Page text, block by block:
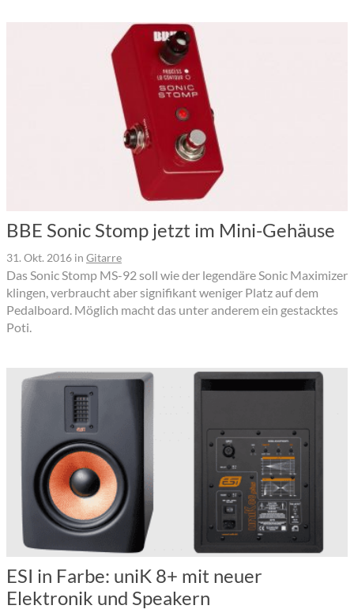
BBE Sonic Stomp jetzt im Mini-Gehäuse
31. Okt. 2016 in Gitarre
Das Sonic Stomp MS-92 soll wie der legendäre Sonic Maximizer
klingen, verbraucht aber signifikant weniger Platz auf dem
Pedalboard. Möglich macht das unter anderem ein gestacktes
Poti.
ESI in Farbe: uniK 8+ mit neuer
Elektronik und Speakern